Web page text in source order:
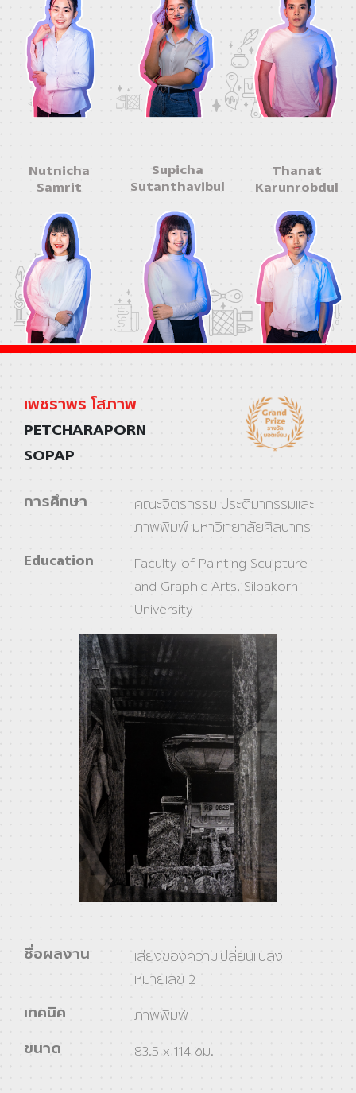
Nutnicha
Samrit
Supicha
Sutanthavibul
Thanat
Karunrobdul
เพชราพร โสภาพ
PETCHARAPORN
SOPAP
การศึกษา
คณะจิตรกรรม ประติมากรรมและ
ภาพพิมพ์ มหาวิทยาลัยศิลปากร
Education
Faculty of Painting Sculpture
and Graphic Arts, Silpakorn
University
ชื่อผลงาน
เสียงของความเปลี่ยนแปลง
หมายเลข 2
เทคนิค ภาพพิมพ์
ขนาด 83.5 x 114 ซม.